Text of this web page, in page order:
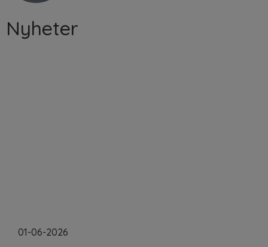
Nyheter
01-06-2026